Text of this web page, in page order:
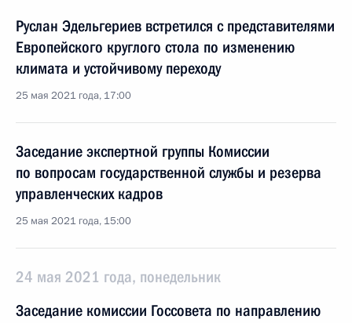
Руслан Эдельгериев встретился с представителями
Европейского круглого стола по изменению
климата и устойчивому переходу
25 мая 2021 года, 17:00
Заседание экспертной группы Комиссии
по вопросам государственной службы и резерва
управленческих кадров
25 мая 2021 года, 15:00
24 мая 2021 года, понедельник
Заседание комиссии Госсовета по направлению